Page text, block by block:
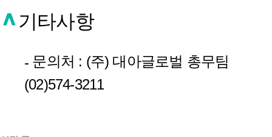
기타사항
- 문의처 : (주) 대아글로벌 총무팀
(02)574-3211